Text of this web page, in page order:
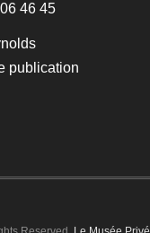
46 45
publication